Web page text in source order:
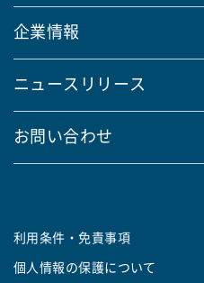
企業情報
ニュースリリース
お問い合わせ
利用条件・免責事項
個人情報の保護について